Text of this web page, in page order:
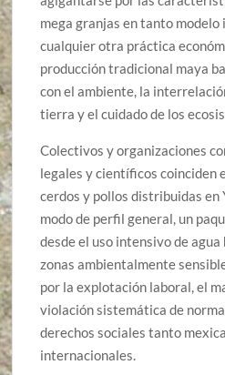
mega granjas en tanto
cualquier otra práctica
producción tradicional maya
con el ambiente, la
tierra y el cuidado de los
Colectivos y organizaciones
legales y científicos coinciden
cerdos y pollos distribuidas en
modo de perfil general, un
desde el uso intensivo de
zonas ambientalmente
por la explotación laboral, el
violación sistemática de
derechos sociales tanto
internacionales.